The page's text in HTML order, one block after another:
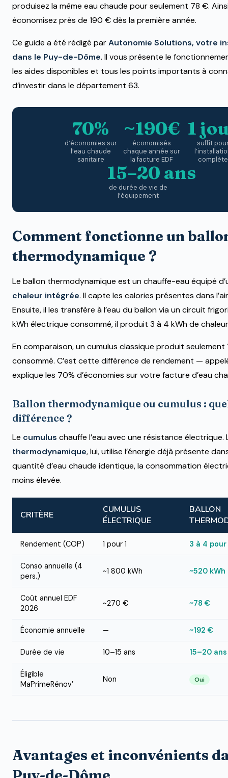
produisez la même eau chaude pour seulement 78 €.
économisez près de 190 € dès la première année.
Ce guide a été rédigé parAutonomie Solutions, votre
dans le Puy-de-Dôme. Il vous présente le
les aides disponibles et tous les points importants à
d’investir dans le département 63.
70%
d’économies sur
l’eau chaude
sanitaire
~190€
économisés
chaque année sur
la facture EDF
1
suffit
complète
15–20 ans
de durée de vie de
l’équipement
Comment fonctionne un
thermodynamique ?
Le ballon thermodynamique est un chauffe-eau équipé
chaleur intégrée. Il capte les calories présentes dans
Ensuite, il les transfère à l’eau du ballon via un circuit
kWh électrique consommé, il produit 3 à 4 kWh de
En comparaison, un cumulus classique produit seulement
consommé. C’est cette différence de rendement —
explique les 70% d’économies sur votre facture d’eau
Ballon thermodynamique ou cumulus :
différence ?
Le cumulus chauffe l’eau avec une résistance électrique.
thermodynamique, lui, utilise l’énergie déjà présente
quantité d’eau chaude identique, la consommation
moins élevée.
CRITÈRE
CUMULUS
ÉLECTRIQUE
BALLON
Rendement (COP) 1 pour 1 3 à 4 pour
Conso annuelle (4
pers.)
~1 800 kWh ~520 kWh
Coût annuel EDF
2026
~270 € ~78 €
Économie annuelle — ~192 €
Durée de vie 10–15 ans 15–20 ans
Éligible
MaPrimeRénov’
Non Oui
Avantages et inconvénients